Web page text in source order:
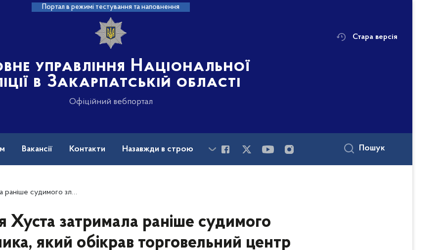
Портал в режимі тестування та наповнення
управління Національної
в Закарпатській області
Офіційний вебпортал
Стара версія
Вакансії Контакти Назавжди в строю Пошук
який обікрав торговельний центр у місті
Хуста затримала раніше судимого
який обікрав торговельний центр